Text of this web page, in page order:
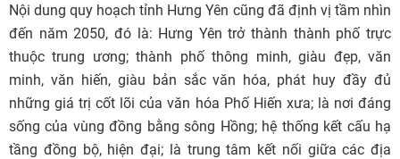
Nội dung quy hoạch tỉnh Hưng Yên cũng đã định vị tầm nhìn
đến năm 2050, đó là: Hưng Yên trở thành thành phố trực
thuộc trung ương; thành phố thông minh, giàu đẹp, văn
minh, văn hiến, giàu bản sắc văn hóa, phát huy đầy đủ
những giá trị cốt lõi của văn hóa Phố Hiến xưa; là nơi đáng
sống của vùng đồng bằng sông Hồng; hệ thống kết cấu hạ
tầng đồng bộ, hiện đại; là trung tâm kết nối giữa các địa